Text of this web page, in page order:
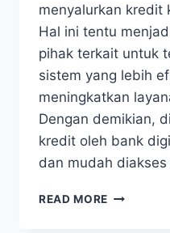
menyalurkan kredit
Hal ini tentu
pihak terkait untuk
sistem yang lebih
meningkatkan
Dengan demikian,
kredit oleh bank
dan mudah
READ MORE